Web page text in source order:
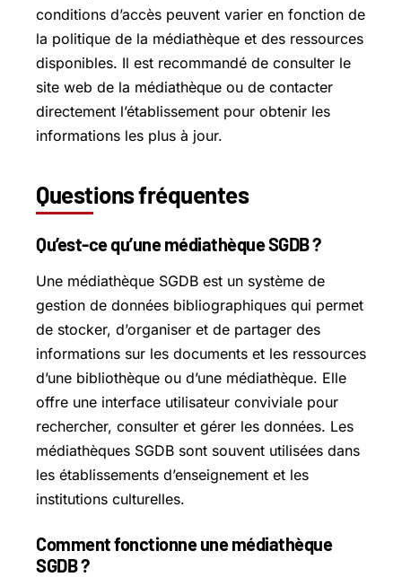
conditions d’accès peuvent varier en fonction de
la politique de la médiathèque et des ressources
disponibles. Il est recommandé de consulter le
site web de la médiathèque ou de contacter
directement l’établissement pour obtenir les
informations les plus à jour.
Questions fréquentes
Qu’est-ce qu’une médiathèque SGDB ?
Une médiathèque SGDB est un système de
gestion de données bibliographiques qui permet
de stocker, d’organiser et de partager des
informations sur les documents et les ressources
d’une bibliothèque ou d’une médiathèque. Elle
offre une interface utilisateur conviviale pour
rechercher, consulter et gérer les données. Les
médiathèques SGDB sont souvent utilisées dans
les établissements d’enseignement et les
institutions culturelles.
Comment fonctionne une médiathèque
SGDB ?